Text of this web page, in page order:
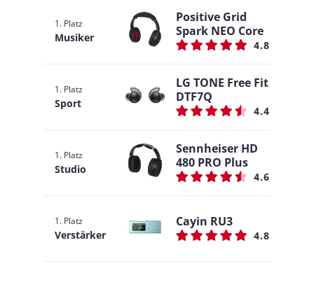
1. Platz
Musiker
Positive Grid
Spark NEO Core
4.8
1. Platz
Sport
LG TONE Free Fit
DTF7Q
4.4
1. Platz
Studio
Sennheiser HD
480 PRO Plus
4.6
1. Platz
Verstärker
Cayin RU3
4.8